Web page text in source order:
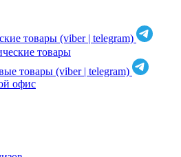
товары (viber | telegram)
товары
товары (viber | telegram)
офис